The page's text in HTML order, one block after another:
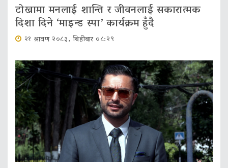
टोखामा मनलाई शान्ति र जीवनलाई सकारात्मक
दिशा दिने ‘माइन्ड स्पा’ कार्यक्रम हुँदै
२१ श्रावण २०८३, बिहीबार ०८:२९